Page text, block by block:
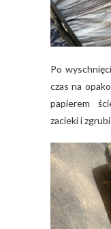
Po
czas na
papierem
zacieki i